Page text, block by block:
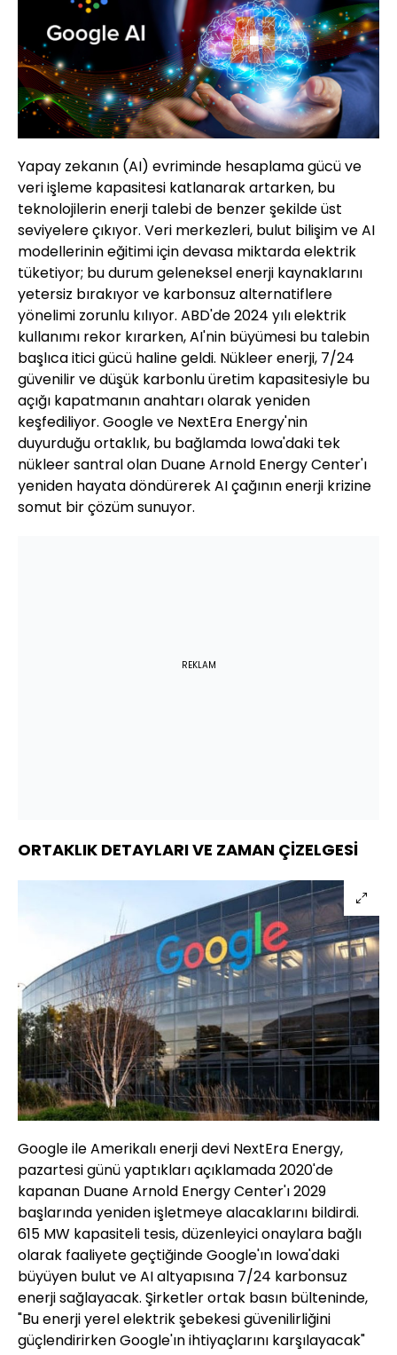
Yapay zekanın (AI) evriminde hesaplama gücü ve
veri işleme kapasitesi katlanarak artarken, bu
teknolojilerin enerji talebi de benzer şekilde üst
seviyelere çıkıyor. Veri merkezleri, bulut bilişim ve AI
modellerinin eğitimi için devasa miktarda elektrik
tüketiyor; bu durum geleneksel enerji kaynaklarını
yetersiz bırakıyor ve karbonsuz alternatiflere
yönelimi zorunlu kılıyor. ABD'de 2024 yılı elektrik
kullanımı rekor kırarken, AI'nin büyümesi bu talebin
başlıca itici gücü haline geldi. Nükleer enerji, 7/24
güvenilir ve düşük karbonlu üretim kapasitesiyle bu
açığı kapatmanın anahtarı olarak yeniden
keşfediliyor. Google ve NextEra Energy'nin
duyurduğu ortaklık, bu bağlamda Iowa'daki tek
nükleer santral olan Duane Arnold Energy Center'ı
yeniden hayata döndürerek AI çağının enerji krizine
somut bir çözüm sunuyor.
REKLAM
ORTAKLIK DETAYLARI VE ZAMAN ÇİZELGESİ
Google ile Amerikalı enerji devi NextEra Energy,
pazartesi günü yaptıkları açıklamada 2020'de
kapanan Duane Arnold Energy Center'ı 2029
başlarında yeniden işletmeye alacaklarını bildirdi.
615 MW kapasiteli tesis, düzenleyici onaylara bağlı
olarak faaliyete geçtiğinde Google'ın Iowa'daki
büyüyen bulut ve AI altyapısına 7/24 karbonsuz
enerji sağlayacak. Şirketler ortak basın bülteninde,
"Bu enerji yerel elektrik şebekesi güvenilirliğini
güçlendirirken Google'ın ihtiyaçlarını karşılayacak"